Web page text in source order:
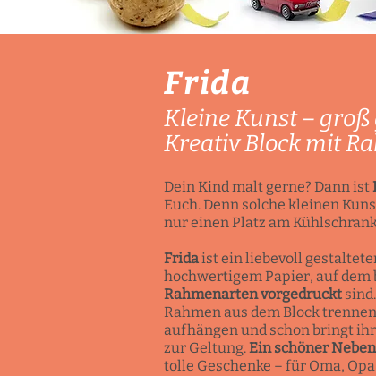
Frida
Kleine Kunst –
Kreativ Block mit
Dein Kind malt gerne? Dann ist
Euch. Denn solche kleinen
nur einen Platz am
Fridaist ein liebevoll
hochwertigem Papier, auf dem
Rahmenarten vorgedruckt
Rahmen aus dem Block
aufhängen und schon bringt
zur Geltung.Ein schöner
tolle Geschenke – für Oma,